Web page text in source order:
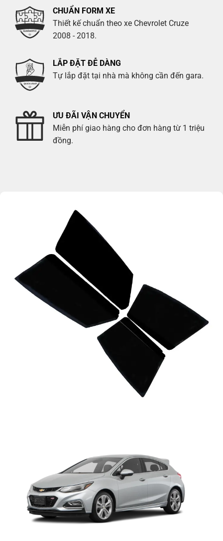
CHUẨN FORM XE
Thiết kế chuẩn theo xe Chevrolet Cruze
2008 - 2018.
LẮP ĐẶT ĐỄ DÀNG
Tự lắp đặt tại nhà mà không cần đến gara.
ƯU ĐÃI VẬN CHUYỂN
Miễn phí giao hàng cho đơn hàng từ 1 triệu
đồng.